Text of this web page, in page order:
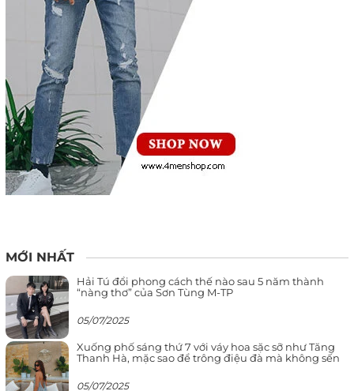
MỚI NHẤT
Hải Tú đổi phong cách thế nào sau 5 năm thành
“nàng thơ” của Sơn Tùng M-TP
05/07/2025
Xuống phố sáng thứ 7 với váy hoa sặc sỡ như Tăng
Thanh Hà, mặc sao để trông điệu đà mà không sến
05/07/2025